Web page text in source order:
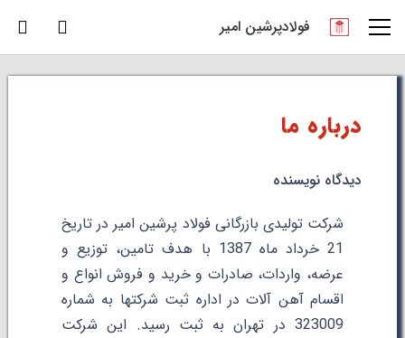
فولادپرشین امیر
درباره ما
دیدگاه نویسنده
شرکت تولیدی بازرگانی فولاد پرشین امیر در تاریخ
21 خرداد ماه 1387 با هدف تامین، توزیع و
عرضه، واردات، صادرات و خرید و فروش انواع و
اقسام آهن آلات در اداره ثبت شرکتها به شماره
323009 در تهران به ثبت رسید. این شرکت